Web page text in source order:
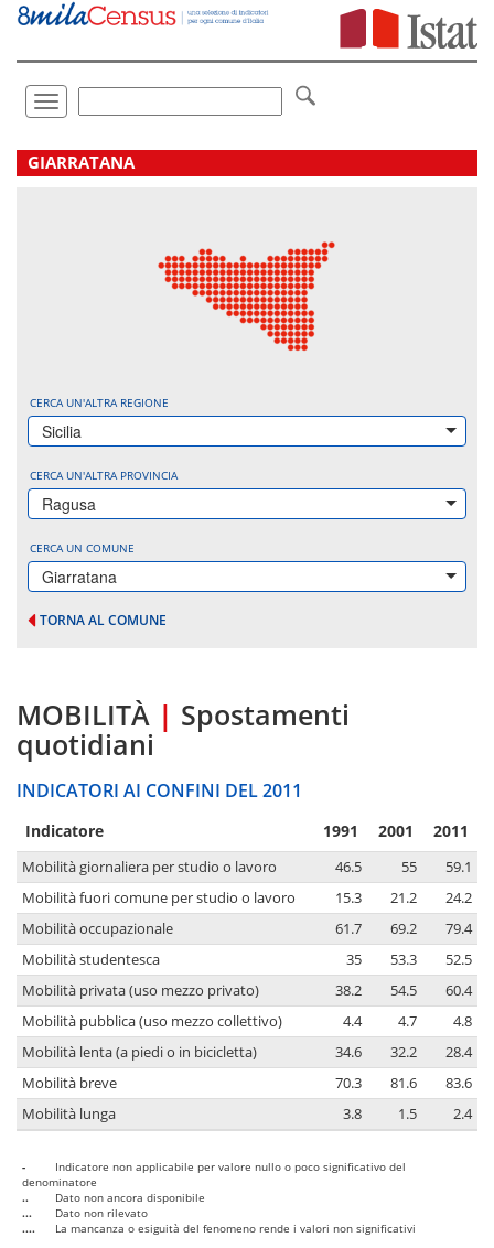
Vai
direttamente
Toggle
navigation
.
GIARRATANA
CERCA UN'ALTRA REGIONE
Sicilia
CERCA UN'ALTRA PROVINCIA
Ragusa
CERCA UN COMUNE
Giarratana
TORNA AL COMUNE
MOBILITÀ | Spostamenti
quotidiani
INDICATORI AI CONFINI DEL 2011
Indicatore 1991 2001 2011
Mobilità giornaliera per studio o lavoro 46.5 55
59.1
Mobilità fuori comune per studio o lavoro
15.3 21.2
24.2
Mobilità occupazionale
61.7 69.2
79.4
Mobilità studentesca
35 53.3
52.5
Mobilità privata (uso mezzo privato)
38.2 54.5
60.4
Mobilità pubblica (uso mezzo collettivo)
4.4 4.7
4.8
Mobilità lenta (a piedi o in bicicletta)
34.6 32.2
28.4
Mobilità breve
70.3 81.6
83.6
Mobilità lunga
3.8 1.5 2.4
-
Indicatore non applicabile per valore nullo o poco significativo del
denominatore
..
Dato non ancora disponibile
...
Dato non rilevato
....
La mancanza o esiguità del fenomeno rende i valori non significativi